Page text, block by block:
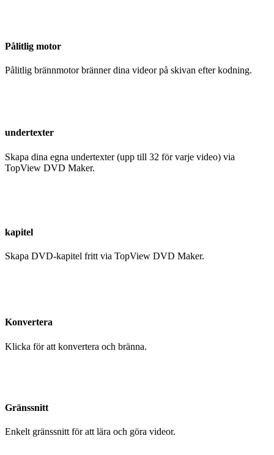
Pålitlig motor
Pålitlig brännmotor bränner dina videor på skivan efter kodning.
undertexter
Skapa dina egna undertexter (upp till 32 för varje video) via
TopView DVD Maker.
kapitel
Skapa DVD-kapitel fritt via TopView DVD Maker.
Konvertera
Klicka för att konvertera och bränna.
Gränssnitt
Enkelt gränssnitt för att lära och göra videor.